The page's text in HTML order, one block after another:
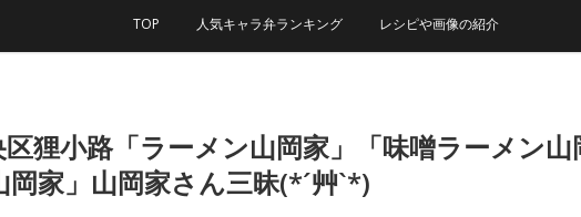
TOP 人気キャラ弁ランキング レシピや画像の紹介
狸小路「ラーメン山岡家」「味噌ラーメン
家」山岡家さん三昧(*´艸`*)